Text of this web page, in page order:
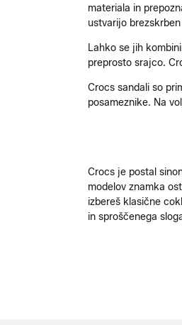
materiala in
ustvarijo
Lahko se jih
preprosto srajco.
Crocs sandali so
posameznike. Na
Crocs je postal
modelov znamka
izbereš klasične
in sproščenega